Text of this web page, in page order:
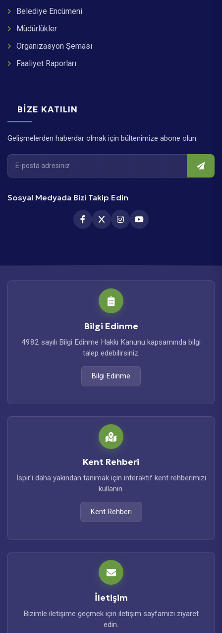
Belediye Encümeni
Müdürlükler
Organizasyon Şeması
Faaliyet Raporları
BIZE KATILIN
Gelişmelerden haberdar olmak için bültenimize abone olun.
Sosyal Medyada Bizi Takip Edin
Bilgi Edinme
4982 sayılı Bilgi Edinme Hakkı Kanunu kapsamında bilgi
talep edebilirsiniz.
Bilgi Edinme
Kent Rehberi
İspir'i daha yakından tanımak için interaktif kent rehberimizi
kullanın.
Kent Rehberi
İletişim
Bizimle iletişime geçmek için iletişim sayfamızı ziyaret
edin.